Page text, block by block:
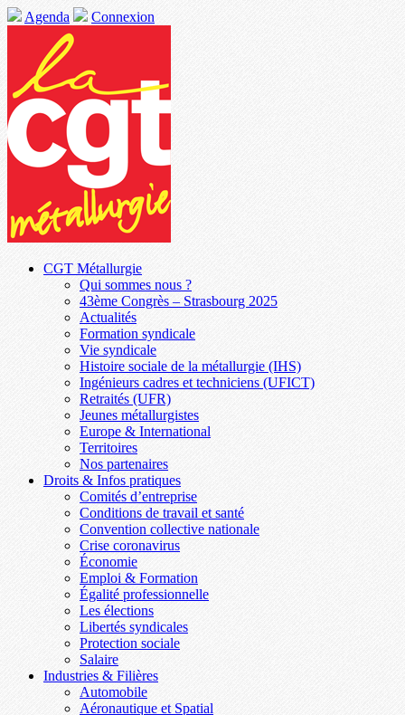
Agenda Connexion
CGT Métallurgie
Qui sommes nous ?
43ème Congrès – Strasbourg 2025
Actualités
Formation syndicale
Vie syndicale
Histoire sociale de la métallurgie (IHS)
Ingénieurs cadres et techniciens (UFICT)
Retraités (UFR)
Jeunes métallurgistes
Europe & International
Territoires
Nos partenaires
Droits & Infos pratiques
Comités d’entreprise
Conditions de travail et santé
Convention collective nationale
Crise coronavirus
Économie
Emploi & Formation
Égalité professionnelle
Les élections
Libertés syndicales
Protection sociale
Salaire
Industries & Filières
Automobile
Aéronautique et Spatial